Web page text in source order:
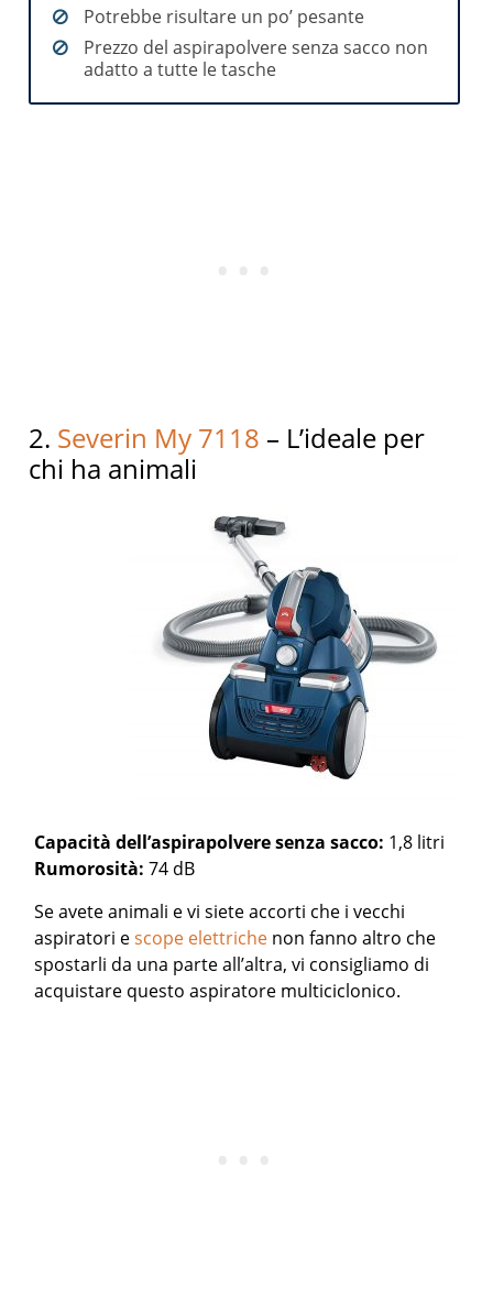
Potrebbe risultare un po’ pesante
Prezzo del aspirapolvere senza sacco non
adatto a tutte le tasche
2. Severin My 7118 – L’ideale per
chi ha animali
Capacità dell’aspirapolvere senza sacco: 1,8 litri
Rumorosità: 74 dB
Se avete animali e vi siete accorti che i vecchi
aspiratori escope elettriche non fanno altro che
spostarli da una parte all’altra, vi consigliamo di
acquistare questo aspiratore multiciclonico.